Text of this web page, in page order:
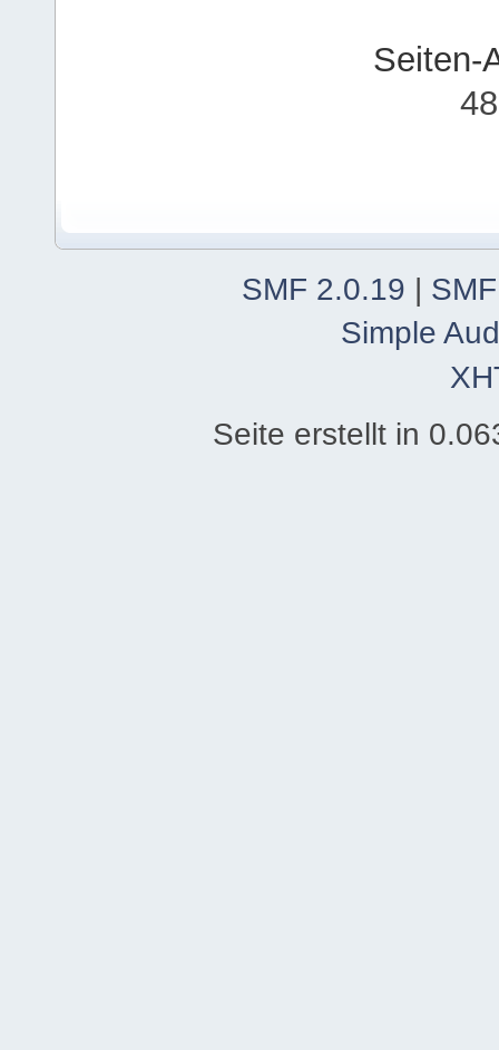
Seiten-
SMF 2.0.19 |
Simple
Seite erstellt in